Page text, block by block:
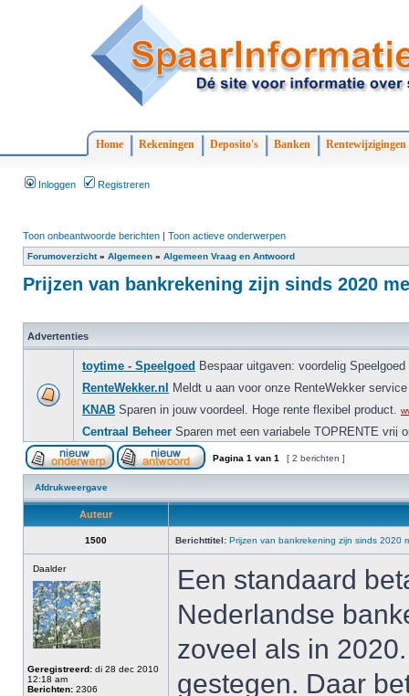
Home Rekeningen Deposito's Banken Rentewijzigingen
Inloggen Registreren
Toon onbeantwoorde berichten | Toon actieve onderwerpen
Forumoverzicht» Algemeen » Algemeen Vraag en Antwoord
Prijzen van bankrekening zijn sinds 2020
Advertenties
Pagina 1 van 1 [ 2 berichten ]
Afdrukweergave
Auteur
1500 Berichttitel: Prijzen van bankrekening zijn sinds 2020
Daalder
Geregistreerd: di 28 dec 2010
12:18 am
Berichten: 2306
Een standaard
Nederlandse
zoveel als in
gestegen. Daar